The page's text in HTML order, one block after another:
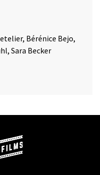
Bérénice Bejo,
Sara Becker